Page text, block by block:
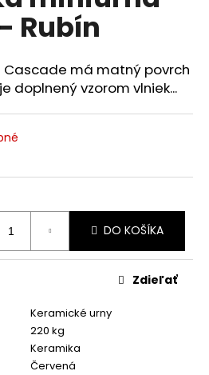
Rubín
Cascade má matný povrch
doplnený vzorom vlniek...
DO KOŠÍKA
Keramické urny
220 kg
Keramika
Červená
Zdieľať